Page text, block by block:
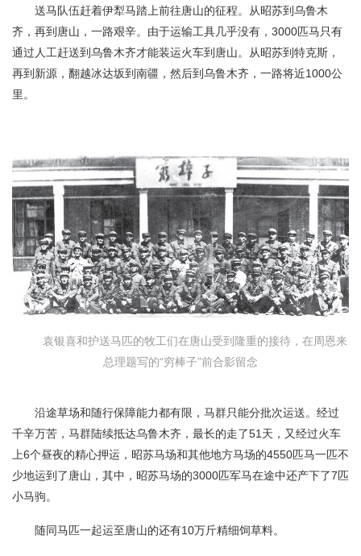
送马队伍赶着伊犁马踏上前往唐山的征程。从昭苏到乌鲁木
齐，再到唐山，一路艰辛。由于运输工具几乎没有，3000匹马只有
通过人工赶送到乌鲁木齐才能装运火车到唐山。从昭苏到特克斯，
再到新源，翻越冰达坂到南疆，然后到乌鲁木齐，一路将近1000公
里。
袁银喜和护送马匹的牧工们在唐山受到隆重的接待，在周恩来
总理题写的“穷棒子”前合影留念
沿途草场和随行保障能力都有限，马群只能分批次运送。经过
千辛万苦，马群陆续抵达乌鲁木齐，最长的走了51天，又经过火车
上6个昼夜的精心押运，昭苏马场和其他地方马场的4550匹马一匹不
少地运到了唐山，其中，昭苏马场的3000匹军马在途中还产下了7匹
小马驹。
随同马匹一起运至唐山的还有10万斤精细饲草料。